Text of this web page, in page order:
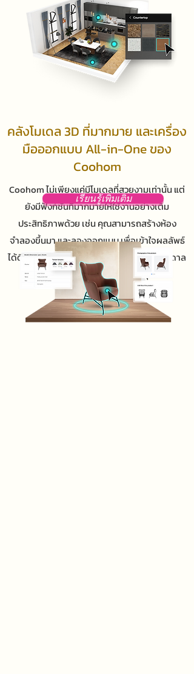
คลังโมเดล 3D ที่มากมาย และเครื่อง
มือออกแบบ All-in-One ของ
Coohom
Coohom ไม่เพียงแค่มีโมเดลที่สวยงามเท่านั้น แต่
ยังมีฟังก์ชันที่มากมายให้ใช้งานอย่างเต็ม
ประสิทธิภาพด้วย เช่น คุณสามารถสร้างห้อง
จำลองขึ้นมา และลองออกแบบ เพื่อเข้าใจผลลัพธ์
ได้ดียิ่งขึ้น นี่เป็นการให้ความสะดวกและแรงบันดาล
ใจที่ยอดเยี่ยมสำหรับงานของคุณ
เรียนรู้เพิ่มเติม